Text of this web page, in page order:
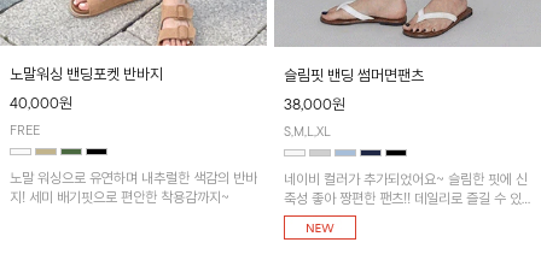
노말워싱 밴딩포켓 반바지
40,000원
FREE
노말 워싱으로 유연하며 내추럴한 색감의 반바
지! 세미 배기핏으로 편안한 착용감까지~
슬림핏 밴딩 썸머면팬츠
38,000원
S,M,L,XL
네이비 컬러가 추가되었어요~ 슬림한 핏에 신
축성 좋아 짱편한 팬츠!! 데일리로 즐길 수 있
는 기본 컬러들로 준비했어요~